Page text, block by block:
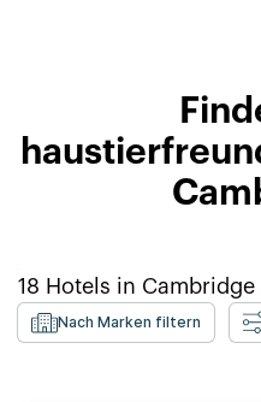
18 Hotels in Cambridge
Nach Marken filtern